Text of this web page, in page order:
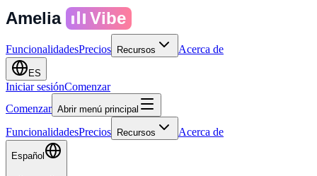
Amelia Vibe
FuncionalidadesPrecios Recursos Acerca de
ES
Iniciar sesiónComenzar
Comenzar Abrir menú principal
FuncionalidadesPrecios Recursos Acerca de
Español